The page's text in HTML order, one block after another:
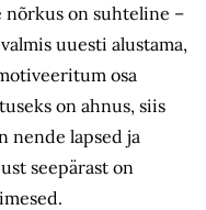
nõrkus on suhteline –
uuesti alustama,
osa
on ahnus, siis
nende lapsed ja
seepärast on